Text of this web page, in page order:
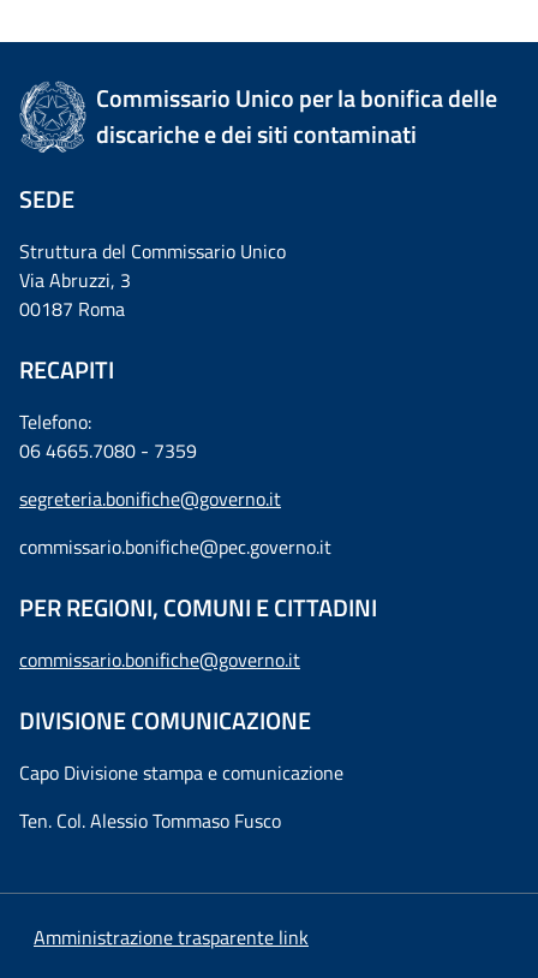
Commissario Unico per la bonifica delle
discariche e dei siti contaminati
SEDE
Struttura del Commissario Unico
Via Abruzzi, 3
00187 Roma
RECAPITI
Telefono:
06 4665.7080 - 7359
segreteria.bonifiche@governo.it
commissario.bonifiche@pec.governo.it
PER REGIONI, COMUNI E CITTADINI
commissario.bonifiche@governo.it
DIVISIONE COMUNICAZIONE
Capo Divisione stampa e comunicazione
Ten. Col. Alessio Tommaso Fusco
Amministrazione trasparente link